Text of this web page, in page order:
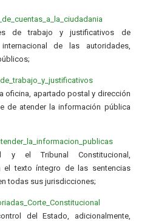
de trabajo y justificativos de
de las autoridades,
oficina, apartado postal y dirección
de atender la información pública
s
el Tribunal Constitucional,
el texto íntegro de las sentencias
todas sus jurisdicciones;
del Estado, adicionalmente,